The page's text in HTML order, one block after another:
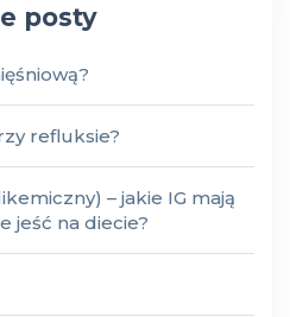
posty
refluksie?
– jakie IG mają
jeść na diecie?